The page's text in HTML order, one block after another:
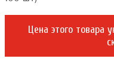
Цена этого товара